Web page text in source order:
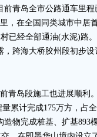
岛全市公路通车里程
，在全国同类城市中居
已经全部通油(水泥)路
跨海大桥胶州段初步
岛段施工也进展顺利
累计完成175万方，占
物完成桩基、扩基893